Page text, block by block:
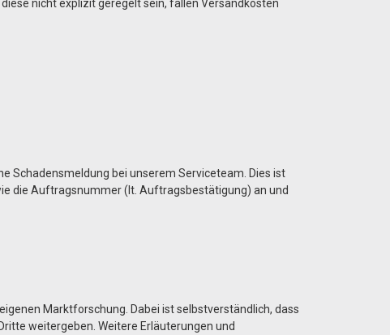
nicht explizit geregelt sein, fallen Versandkosten
Schadensmeldung bei unserem Serviceteam. Dies ist
die Auftragsnummer (lt. Auftragsbestätigung) an und
Marktforschung. Dabei ist selbstverständlich, dass
weitergeben. Weitere Erläuterungen und